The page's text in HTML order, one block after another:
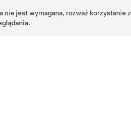
jest wymagana, rozważ korzystanie z